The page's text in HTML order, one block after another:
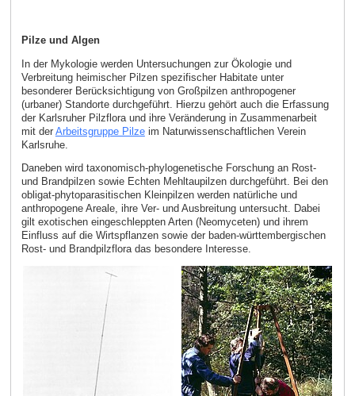
Pilze und Algen
In der Mykologie werden Untersuchungen zur Ökologie und
Verbreitung heimischer Pilzen spezifischer Habitate unter
besonderer Berücksichtigung von Großpilzen anthropogener
(urbaner) Standorte durchgeführt. Hierzu gehört auch die Erfassung
der Karlsruher Pilzflora und ihre Veränderung in Zusammenarbeit
mit der Arbeitsgruppe Pilzeim Naturwissenschaftlichen Verein
Karlsruhe.
Daneben wird taxonomisch-phylogenetische Forschung an Rost-
und Brandpilzen sowie Echten Mehltaupilzen durchgeführt. Bei den
obligat-phytoparasitischen Kleinpilzen werden natürliche und
anthropogene Areale, ihre Ver- und Ausbreitung untersucht. Dabei
gilt exotischen eingeschleppten Arten (Neomyceten) und ihrem
Einfluss auf die Wirtspflanzen sowie der baden-württembergischen
Rost- und Brandpilzflora das besondere Interesse.